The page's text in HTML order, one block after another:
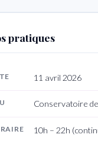
pratiques
11 avril 2026
Conservatoire
10h – 22h